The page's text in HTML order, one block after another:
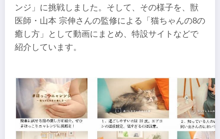
ンジ」に挑戦しました。そして、その様子を、獣
医師・山本 宗伸さんの監修による「猫ちゃんの8の
癒し方」として動画にまとめ、特設サイトなどで
紹介しています。